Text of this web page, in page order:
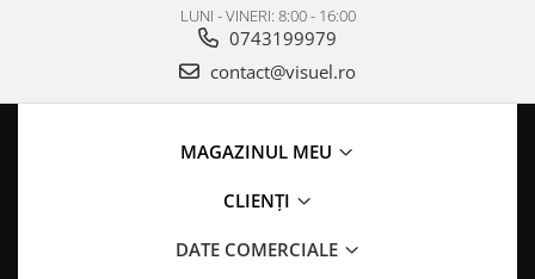
LUNI - VINERI: 8:00 - 16:00
0743199979
contact@visuel.ro
MAGAZINUL MEU
CLIENȚI
DATE COMERCIALE